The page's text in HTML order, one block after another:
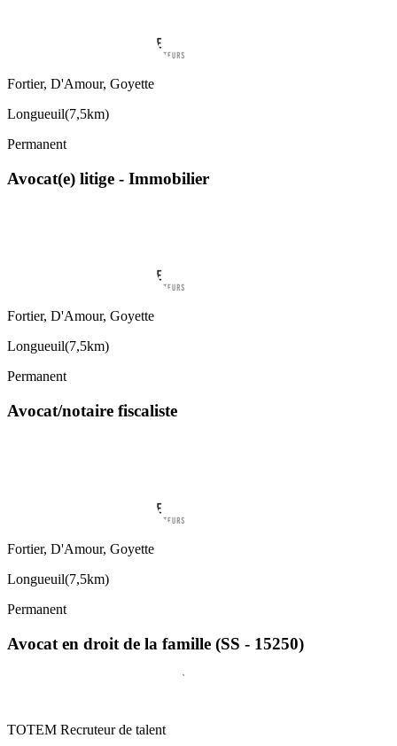
Fortier, D'Amour, Goyette
Longueuil(7,5km)
Permanent
Avocat(e) litige - Immobilier
Fortier, D'Amour, Goyette
Longueuil(7,5km)
Permanent
Avocat/notaire fiscaliste
Fortier, D'Amour, Goyette
Longueuil(7,5km)
Permanent
Avocat en droit de la famille (SS - 15250)
TOTEM Recruteur de talent